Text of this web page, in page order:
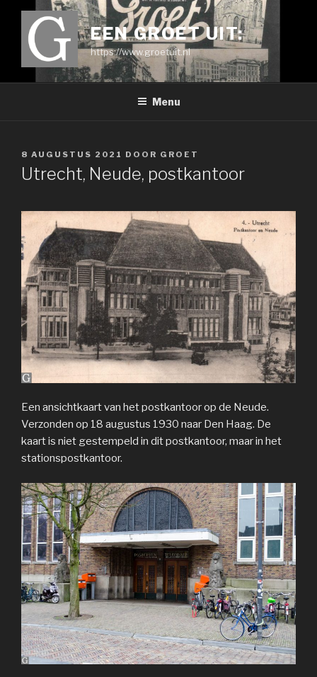
EEN GROET UIT:
https://www.groetuit.nl
Menu
GEPLAATST
OP
8 AUGUSTUS 2021 DOOR GROET
Utrecht, Neude, postkantoor
Een ansichtkaart van het postkantoor op de Neude.
Verzonden op 18 augustus 1930 naar Den Haag. De
kaart is niet gestempeld in dit postkantoor, maar in het
stationspostkantoor.